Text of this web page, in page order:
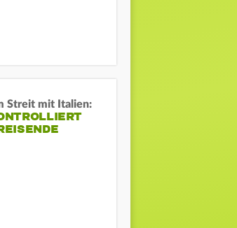
Streit mit Italien: